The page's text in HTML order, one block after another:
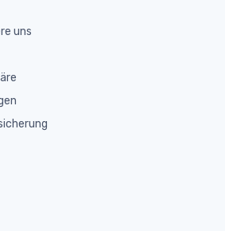
uns